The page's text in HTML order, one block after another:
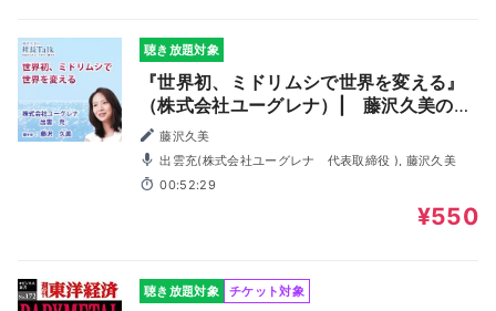
聴き放題対象
『世界初、ミドリムシで世界を変える』
（株式会社ユーグレナ）| 藤沢久美の社
長Talk
藤沢久美
出雲充(株式会社ユーグレナ 代表取締役 ), 藤沢久美
00:52:29
¥550
聴き放題対象 チケット対象